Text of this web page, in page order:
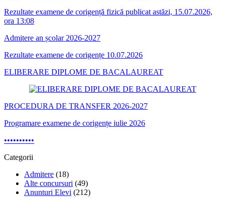
Rezultate examene de corigență fizică publicat astăzi, 15.07.2026,
ora 13:08
Admitere an școlar 2026-2027
Rezultate examene de corigențe 10.07.2026
ELIBERARE DIPLOME DE BACALAUREAT
PROCEDURA DE TRANSFER 2026-2027
Programare examene de corigențe iulie 2026
••••••••••
Categorii
Admitere (18)
Alte concursuri (49)
Anunturi Elevi (212)